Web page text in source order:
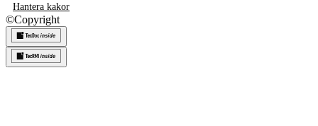
Hantera kakor
©Copyright